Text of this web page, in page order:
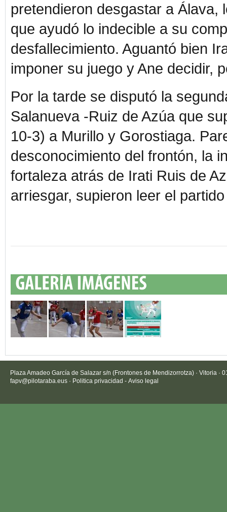
pretendieron desgastar a Álava,
que ayudó lo indecible a su
desfallecimiento. Aguantó bien
imponer su juego y Ane decidir,
Por la tarde se disputó la
Salanueva -Ruiz de Azúa que
10-3) a Murillo y Gorostiaga.
desconocimiento del frontón, la
fortaleza atrás de Irati Ruis de
arriesgar, supieron leer el
Plaza Amadeo García de Salazar s/n (Frontones de Mendizorrotza) · Vitoria ·
fapv@pilotaraba.eus · Politica privacidad - Aviso legal